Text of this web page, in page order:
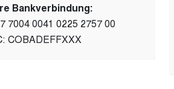
Bankverbindung:
7004 0041 0225 2757 00
COBADEFFXXX